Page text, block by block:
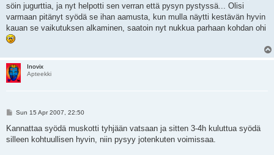
söin jugurttia, ja nyt helpotti sen verran että pysyn pystyssä... Olisi
varmaan pitänyt syödä se ihan aamusta, kun mulla näytti kestävän hyvin
kauan se vaikutuksen alkaminen, saatoin nyt nukkua parhaan kohdan ohi
Inovix
Apteekki
P
s
Sun 15 Apr 2007, 22:50
Kannattaa syödä muskotti tyhjään vatsaan ja sitten 3-4h kuluttua syödä
silleen kohtuullisen hyvin, niin pysyy jotenkuten voimissaa.